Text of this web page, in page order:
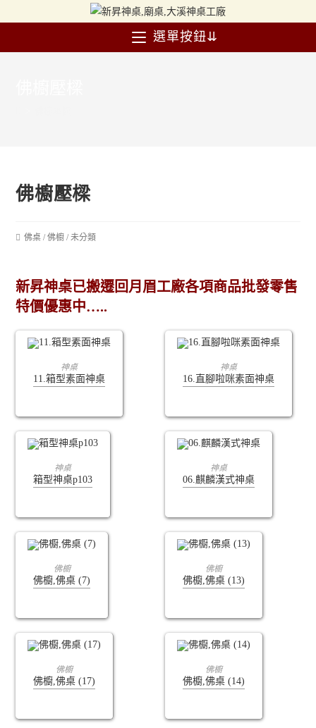
選單按鈕⇊
佛櫥壓樑
佛桌 / 佛櫥 / 未分類
新昇神桌已搬遷回月眉工廠各項商品批發零售
特價優惠中…..
查看內容
神桌
11.箱型素面神桌
查看內容
神桌
16.直腳啦咪素面神桌
查看內容
神桌
箱型神桌p103
查看內容
神桌
06.麒麟漢式神桌
查看內容
佛櫥
佛櫥,佛桌 (7)
查看內容
佛櫥
佛櫥,佛桌 (13)
查看內容
佛櫥
佛櫥,佛桌 (17)
查看內容
佛櫥
佛櫥,佛桌 (14)